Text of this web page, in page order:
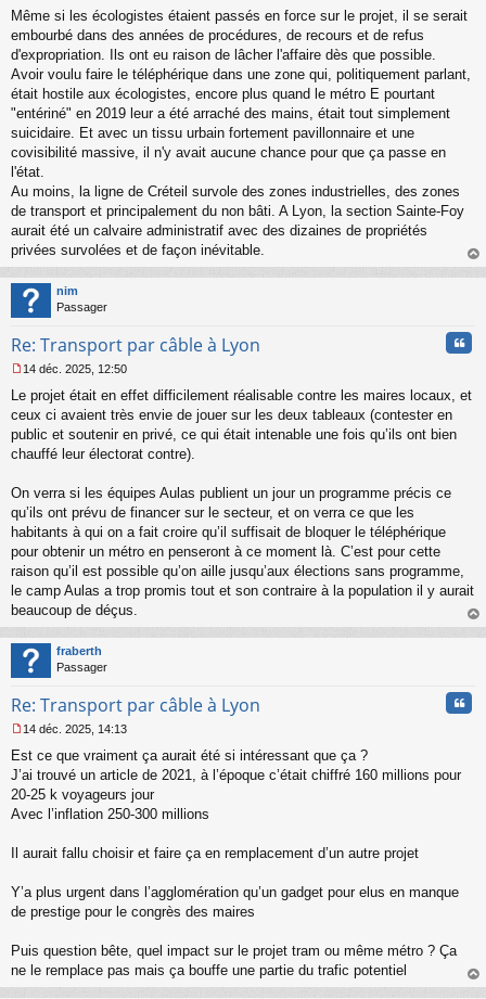
e
o
n
l
u
Même si les écologistes étaient passés en force sur le projet, il se serait
embourbé dans des années de procédures, de recours et de refus
d'expropriation. Ils ont eu raison de lâcher l'affaire dès que possible.
Avoir voulu faire le téléphérique dans une zone qui, politiquement parlant,
était hostile aux écologistes, encore plus quand le métro E pourtant
"entériné" en 2019 leur a été arraché des mains, était tout simplement
suicidaire. Et avec un tissu urbain fortement pavillonnaire et une
covisibilité massive, il n'y avait aucune chance pour que ça passe en
l'état.
Au moins, la ligne de Créteil survole des zones industrielles, des zones
de transport et principalement du non bâti. A Lyon, la section Sainte-Foy
aurait été un calvaire administratif avec des dizaines de propriétés
privées survolées et de façon inévitable.
au
nim
Passager
Re: Transport par câble à Lyon
e
s
s
g
n
o
n
u
14 déc. 2025, 12:50
Le projet était en effet difficilement réalisable contre les maires locaux, et
ceux ci avaient très envie de jouer sur les deux tableaux (contester en
public et soutenir en privé, ce qui était intenable une fois qu’ils ont bien
chauffé leur électorat contre).
On verra si les équipes Aulas publient un jour un programme précis ce
qu’ils ont prévu de financer sur le secteur, et on verra ce que les
habitants à qui on a fait croire qu’il suffisait de bloquer le téléphérique
pour obtenir un métro en penseront à ce moment là. C’est pour cette
raison qu’il est possible qu’on aille jusqu’aux élections sans programme,
le camp Aulas a trop promis tout et son contraire à la population il y aurait
beaucoup de déçus.
au
fraberth
Passager
Re: Transport par câble à Lyon
e
s
s
g
n
n
u
14 déc. 2025, 14:13
Est ce que vraiment ça aurait été si intéressant que ça ?
J’ai trouvé un article de 2021, à l’époque c’était chiffré 160 millions pour
20-25 k voyageurs jour
Avec l’inflation 250-300 millions
Il aurait fallu choisir et faire ça en remplacement d’un autre projet
Y’a plus urgent dans l’agglomération qu’un gadget pour elus en manque
de prestige pour le congrès des maires
Puis question bête, quel impact sur le projet tram ou même métro ? Ça
ne le remplace pas mais ça bouffe une partie du trafic potentiel
au